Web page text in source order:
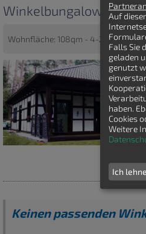
Winkelbungalow
Wohnfläche: 108qm - 4-Zimmer -
Keinen passenden
Auf
Falls Sie
geladen
genutzt
haben.
Cookies
Weitere
Ich